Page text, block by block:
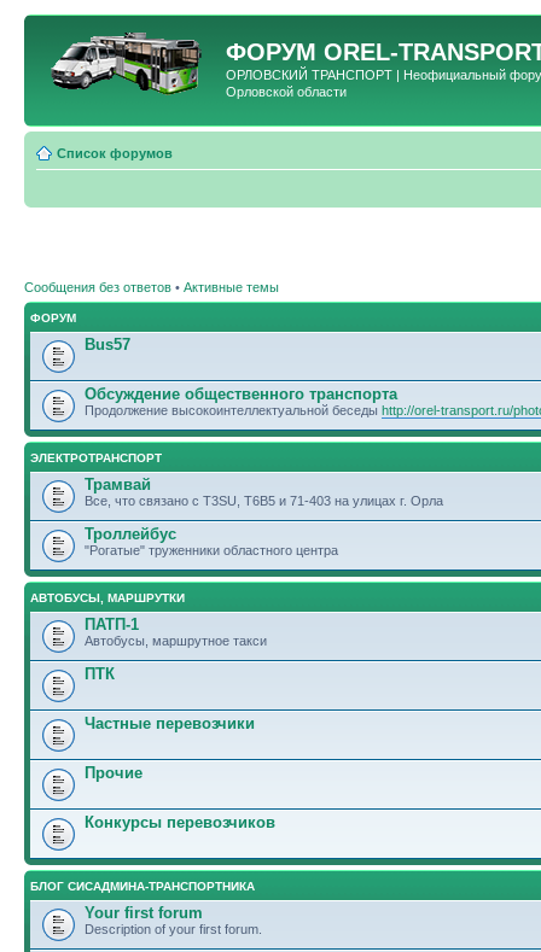
ФОРУМ OREL-
ОРЛОВСКИЙ ТРАНСПОРТ | Неофициальный форум
Орловской области
Список форумов
Сообщения без ответов • Активные темы
ФОРУМ
Bus57
Обсуждение общественного транспорта
Продолжение высокоинтеллектуальной беседы http://orel-transport.ru/
ЭЛЕКТРОТРАНСПОРТ
Трамвай
Все, что связано с T3SU, T6B5 и 71-403 на улицах г. Орла
Троллейбус
"Рогатые" труженники областного центра
АВТОБУСЫ, МАРШРУТКИ
ПАТП-1
Автобусы, маршрутное такси
ПТК
Частные перевозчики
Прочие
Конкурсы перевозчиков
БЛОГ СИСАДМИНА-ТРАНСПОРТНИКА
Your first forum
Description of your first forum.